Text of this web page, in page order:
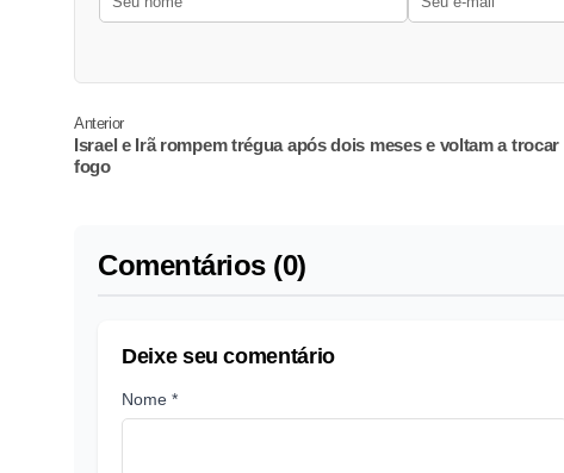
Anterior
Israel e Irã rompem trégua após dois meses e voltam a trocar
fogo
Comentários (0)
Deixe seu comentário
Nome *